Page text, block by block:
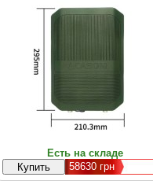
Есть на складе
58630грн